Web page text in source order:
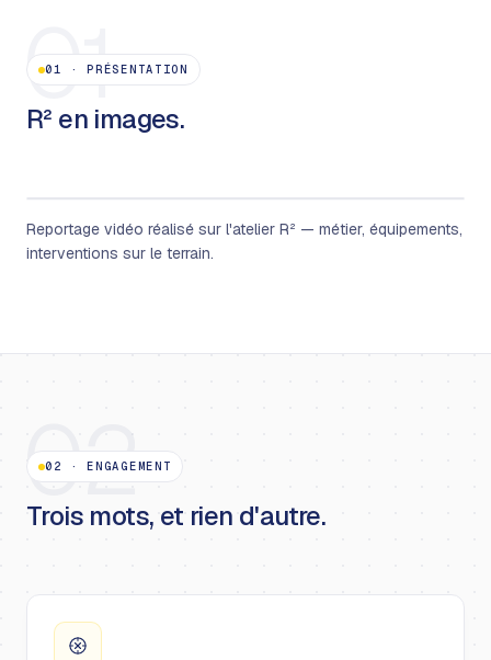
01
01 ·PRÉSENTATION
R² en images.
Reportage vidéo réalisé sur l'atelier R² — métier, équipements,
interventions sur le terrain.
02
02 ·ENGAGEMENT
Trois mots, et rien d'autre.